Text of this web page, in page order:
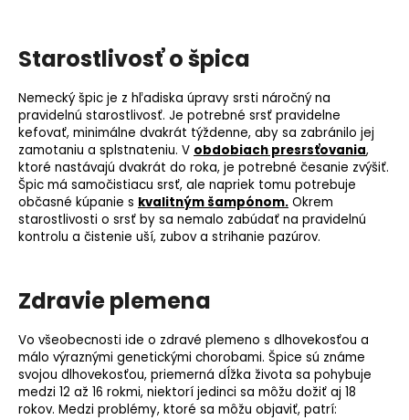
Starostlivosť o špica
Nemecký špic je z hľadiska úpravy srsti náročný na
pravidelnú starostlivosť. Je potrebné srsť pravidelne
kefovať, minimálne dvakrát týždenne, aby sa zabránilo jej
zamotaniu a splstnateniu. V obdobiach presrsťovania,
ktoré nastávajú dvakrát do roka, je potrebné česanie zvýšiť.
Špic má samočistiacu srsť, ale napriek tomu potrebuje
občasné kúpanie s kvalitným šampónom. Okrem
starostlivosti o srsť by sa nemalo zabúdať na pravidelnú
kontrolu a čistenie uší, zubov a strihanie pazúrov.
Zdravie plemena
Vo všeobecnosti ide o zdravé plemeno s dlhovekosťou a
málo výraznými genetickými chorobami. Špice sú známe
svojou dlhovekosťou, priemerná dĺžka života sa pohybuje
medzi 12 až 16 rokmi, niektorí jedinci sa môžu dožiť aj 18
rokov. Medzi problémy, ktoré sa môžu objaviť, patrí: